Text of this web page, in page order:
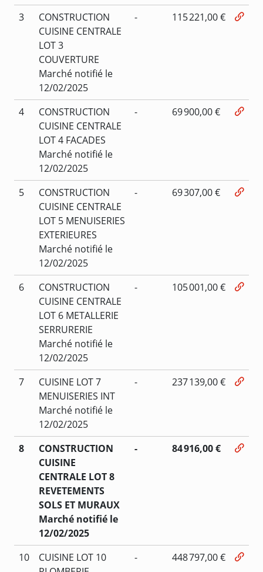
3
CONSTRUCTION
CUISINE CENTRALE
LOT 3
COUVERTURE
Marché notifié le
12/02/2025
- 115 221,00 €
4
CONSTRUCTION
CUISINE CENTRALE
LOT 4 FACADES
Marché notifié le
12/02/2025
- 69 900,00 €
5
CONSTRUCTION
CUISINE CENTRALE
LOT 5 MENUISERIES
EXTERIEURES
Marché notifié le
12/02/2025
- 69 307,00 €
6
CONSTRUCTION
CUISINE CENTRALE
LOT 6 METALLERIE
SERRURERIE
Marché notifié le
12/02/2025
- 105 001,00 €
7
CUISINE LOT 7
MENUISERIES INT
Marché notifié le
12/02/2025
- 237 139,00 €
8
CONSTRUCTION
CUISINE
CENTRALE LOT 8
REVETEMENTS
SOLS ET MURAUX
Marché notifié le
12/02/2025
- 84 916,00 €
10
CUISINE LOT 10
- 448 797,00 €